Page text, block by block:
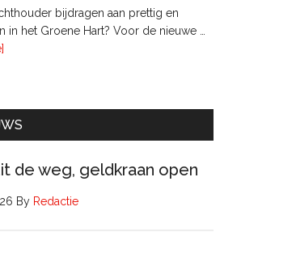
bijdragen aan prettig en
in het Groene Hart? Voor de nieuwe …
Commissarissen
de weg, geldkraan open
By Redactie